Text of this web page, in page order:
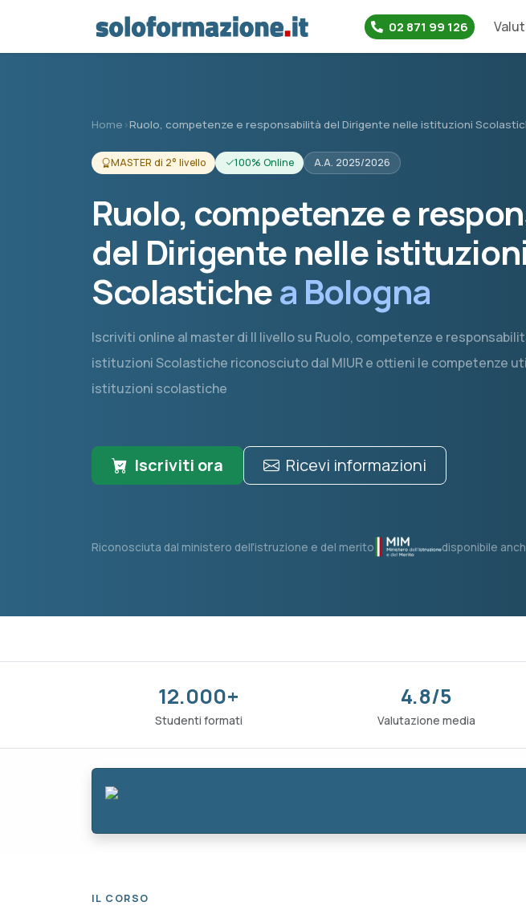
02 871 99 126
Home ›Ruolo, competenze e responsabilità del Dirigente nelle istituzioni
MASTER di 2° livello 100% Online A.A. 2025/2026
Ruolo, competenze e
del Dirigente nelle
Scolastichea Bologna
Iscriviti online al master di II livello su Ruolo, competenze e
istituzioni Scolastiche riconosciuto dal MIUR e ottieni le competenze
istituzioni scolastiche
Iscriviti ora Ricevi informazioni
Riconosciuta dal ministero dell'istruzione e del merito disponibile
12.000+
Studenti formati
4.8/5
Valutazione media
IL CORSO